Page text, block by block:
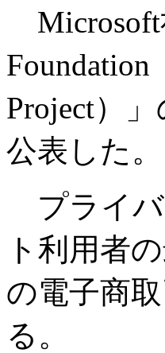
Microsoft
Foundation
Project）
公表した。
プライバ
ト利用者
の電子商
る。